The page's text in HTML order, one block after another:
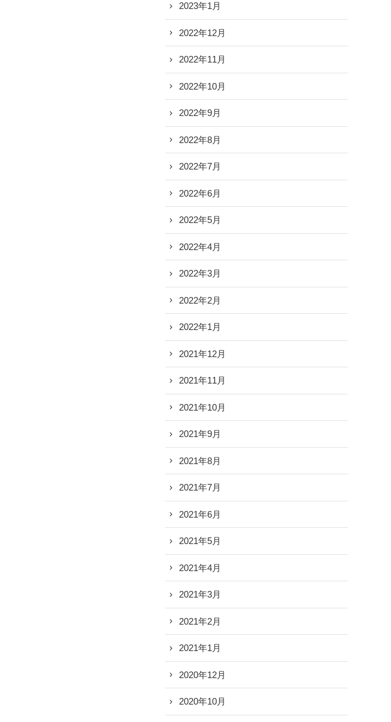
2023年1月
2022年12月
2022年11月
2022年10月
2022年9月
2022年8月
2022年7月
2022年6月
2022年5月
2022年4月
2022年3月
2022年2月
2022年1月
2021年12月
2021年11月
2021年10月
2021年9月
2021年8月
2021年7月
2021年6月
2021年5月
2021年4月
2021年3月
2021年2月
2021年1月
2020年12月
2020年10月